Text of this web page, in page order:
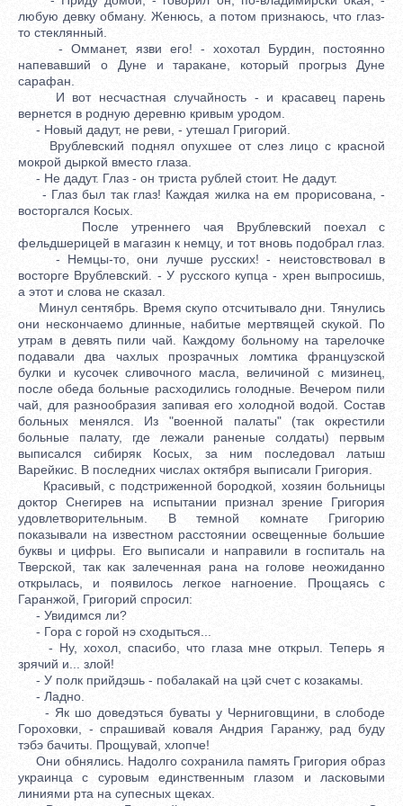
любую девку обману. Женюсь, а потом признаюсь, что глаз-
то стеклянный.
- Омманет, язви его! - хохотал Бурдин, постоянно
напевавший о Дуне и таракане, который прогрыз Дуне
сарафан.
И вот несчастная случайность - и красавец парень
вернется в родную деревню кривым уродом.
- Новый дадут, не реви, - утешал Григорий.
Врублевский поднял опухшее от слез лицо с красной
мокрой дыркой вместо глаза.
- Не дадут. Глаз - он триста рублей стоит. Не дадут.
- Глаз был так глаз! Каждая жилка на ем прорисована, -
восторгался Косых.
После утреннего чая Врублевский поехал с
фельдшерицей в магазин к немцу, и тот вновь подобрал глаз.
- Немцы-то, они лучше русских! - неистовствовал в
восторге Врублевский. - У русского купца - хрен выпросишь,
а этот и слова не сказал.
Минул сентябрь. Время скупо отсчитывало дни. Тянулись
они нескончаемо длинные, набитые мертвящей скукой. По
утрам в девять пили чай. Каждому больному на тарелочке
подавали два чахлых прозрачных ломтика французской
булки и кусочек сливочного масла, величиной с мизинец,
после обеда больные расходились голодные. Вечером пили
чай, для разнообразия запивая его холодной водой. Состав
больных менялся. Из "военной палаты" (так окрестили
больные палату, где лежали раненые солдаты) первым
выписался сибиряк Косых, за ним последовал латыш
Варейкис. В последних числах октября выписали Григория.
Красивый, с подстриженной бородкой, хозяин больницы
доктор Снегирев на испытании признал зрение Григория
удовлетворительным. В темной комнате Григорию
показывали на известном расстоянии освещенные большие
буквы и цифры. Его выписали и направили в госпиталь на
Тверской, так как залеченная рана на голове неожиданно
открылась, и появилось легкое нагноение. Прощаясь с
Гаранжой, Григорий спросил:
- Увидимся ли?
- Гора с горой нэ сходыться...
- Ну, хохол, спасибо, что глаза мне открыл. Теперь я
зрячий и... злой!
- У полк прийдэшь - побалакай на цэй счет с козакамы.
- Ладно.
- Як шо доведэться буваты у Черниговщини, в слободе
Гороховки, - спрашивай коваля Андрия Гаранжу, рад буду
тэбэ бачиты. Прощувай, хлопче!
Они обнялись. Надолго сохранила память Григория образ
украинца с суровым единственным глазом и ласковыми
линиями рта на супесных щеках.